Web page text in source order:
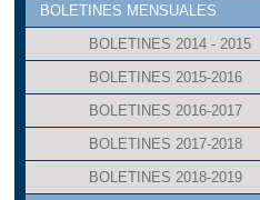
BOLETINES MENSUALES
BOLETINES 2014 - 2015
BOLETINES 2015-2016
BOLETINES 2016-2017
BOLETINES 2017-2018
BOLETINES 2018-2019